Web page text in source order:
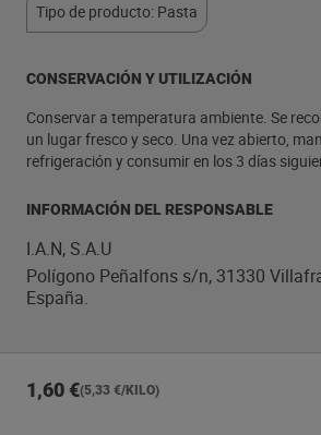
Tipo de producto: Pasta
CONSERVACIÓN Y UTILIZACIÓN
Conservar a temperatura ambiente. Se
un lugar fresco y seco. Una vez abierto,
refrigeración y consumir en los 3 días
INFORMACIÓN DEL RESPONSABLE
I.A.N, S.A.U
Polígono Peñalfons s/n, 31330
España.
1,60 €(5,33 €/KILO)